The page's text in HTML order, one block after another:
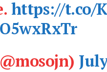
https://t.co/